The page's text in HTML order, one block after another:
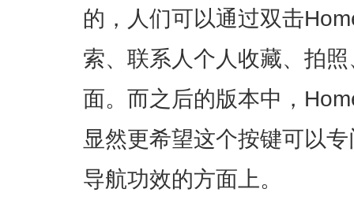
的，人们可以通过双击
索、联系人个人收藏、拍
面。而之后的版本中，
显然更希望这个按键可以
导航功效的方面上。